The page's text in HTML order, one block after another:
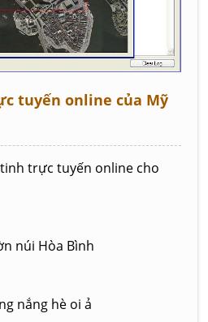
tuyến online của Mỹ
trực tuyến online cho
núi Hòa Bình
nắng hè oi ả